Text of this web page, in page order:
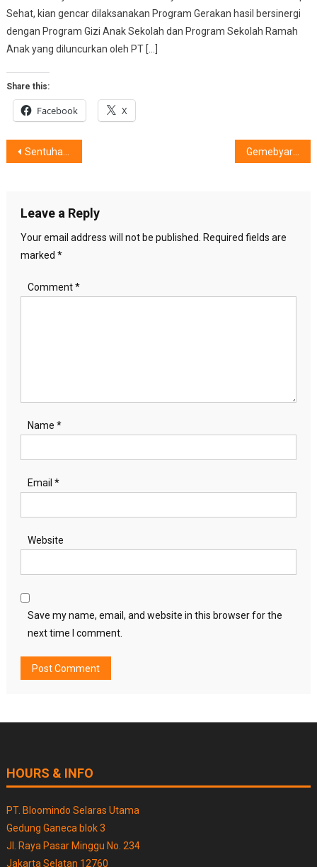
Sehat, kian gencar dilaksanakan Program Gerakan hasil bersinergi
dengan Program Gizi Anak Sekolah dan Program Sekolah Ramah
Anak yang diluncurkan oleh PT […]
Share this:
Facebook X
Post
Sentuhan Jemari Chelsea, Mendunia Gemebyar Bakso Merah Putih
Leave a Reply
Your email address will not be published.
Required fields are
marked *
Comment*
Name *
Email *
Website
Save my name, email, and website in this browser for the
next time I comment.
HOURS & INFO
PT. Bloomindo Selaras Utama
Gedung Ganeca blok 3
Jl. Raya Pasar Minggu No. 234
Jakarta Selatan 12760